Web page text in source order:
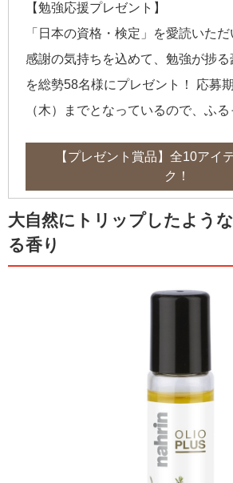
【勉強応援プレゼント】
「日本の資格・検定」を愛読いた
感謝の気持ちを込めて、勉強が捗る
を総勢58名様にプレゼント！ 応募
（木）までとなっているので、ふる
【プレゼント賞品】全10アイ
ク！
大自然にトリップしたよう
る香り